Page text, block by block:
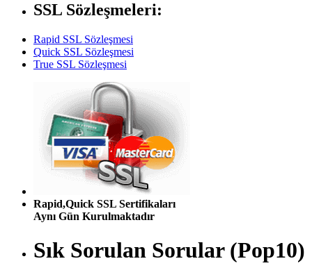
SSL Sözleşmeleri:
Rapid SSL Sözleşmesi
Quick SSL Sözleşmesi
True SSL Sözleşmesi
Rapid,Quick SSL Sertifikaları
Aynı Gün Kurulmaktadır
Sık Sorulan Sorular (Pop10)